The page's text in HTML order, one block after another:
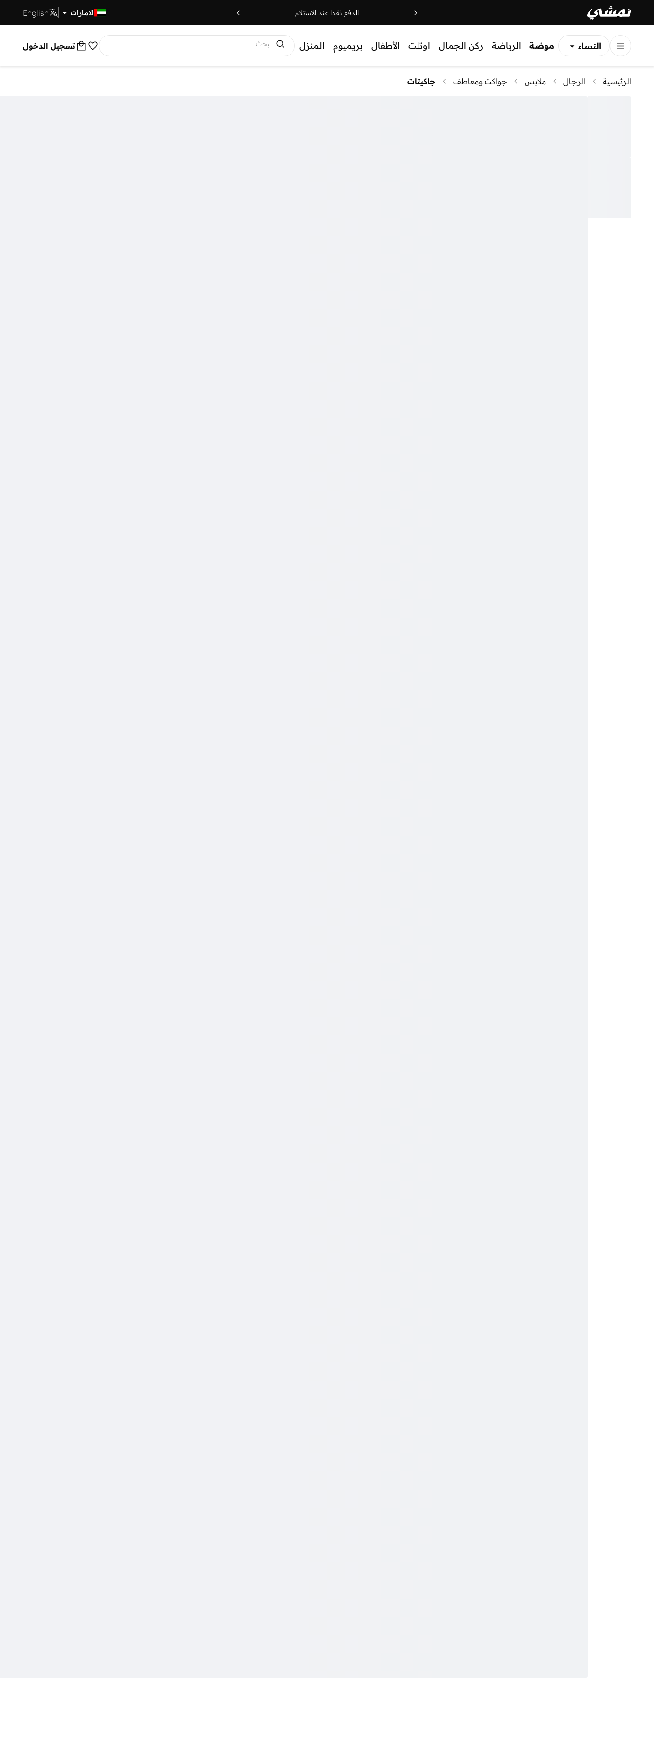
الدفع نقدا عند الاستلام الامارات English
النساء
الأطفال
موضة الرياضة ركن الجمال اوتلت الأطفال بريميوم المنزل البحث تسجيل الدخول
الرئيسية الرجال ملابس جواكت ومعاطف جاكيتات